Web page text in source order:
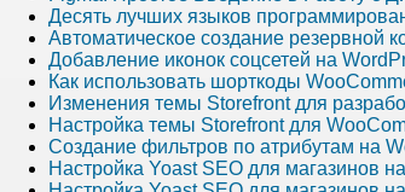
Десять лучших языков
Автоматическое создание резервной
Добавление иконок соцсетей на
Как использовать шорткоды
Изменения темы Storefront для
Настройка темы Storefront для
Создание фильтров по атрибутам на
Настройка Yoast SEO для магазинов